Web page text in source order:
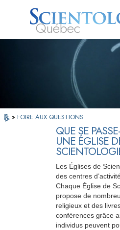
Québec
Qu’est-ce que la
Scientologie ?
» FOIRE AUX QUESTIONS
QUE SE
UNE ÉGLISE
Les Églises de
des centres
Chaque Église de
propose de
religieux et des
conférences grâce
individus peuvent